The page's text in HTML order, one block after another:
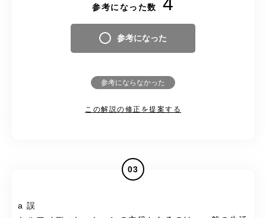
参考になった数
参考になった
参考にならなかった
この解説の修正を提案する
03
a 誤